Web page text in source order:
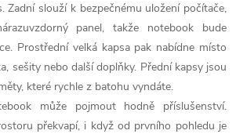
Zadní slouží k bezpečnému uložení počítače,
panel, takže notebook bude
Prostřední velká kapsa pak nabídne místo
sešity nebo další doplňky. Přední kapsy jsou
které rychle z batohu vyndáte.
může pojmout hodně příslušenství.
překvapí, i když od prvního pohledu je